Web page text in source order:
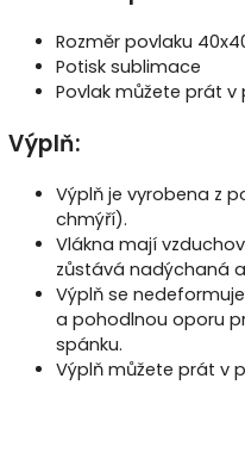
Rozměr povlaku
Potisk sublimace
Povlak můžete prát v
Výplň:
Výplň je vyrobena z
chmýří).
Vlákna mají
zůstává nadýchaná
Výplň se
a pohodlnou oporu
spánku.
Výplň můžete prát v